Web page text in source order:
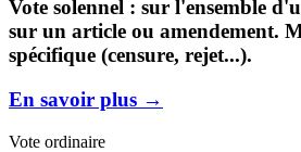
Vote solennel : sur l'ensemble
sur un article ou amendement.
spécifique (censure, rejet...).
En savoir plus →
Vote ordinaire